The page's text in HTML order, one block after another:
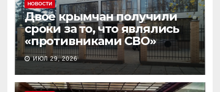
НОВОСТИ
Двое крымчан получили
сроки за то, что являлись
«противниками СВО»
ИЮЛ 29, 2026